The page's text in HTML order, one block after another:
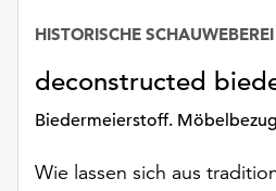
Sie
verwendeten
Cookies
erreichen
deconstructed
Biedermeierstoff.
HISTORISCHE
Wie lassen sich aus
Datum